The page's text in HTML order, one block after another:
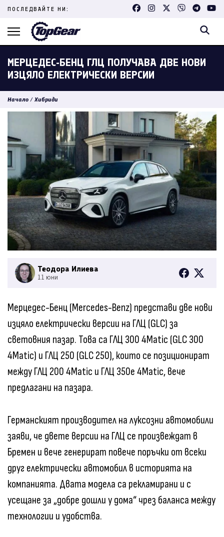
Skip
content
ПОСЛЕДВАЙТЕ НИ:
МЕРЦЕДЕС-БЕНЦ ГЛЦ ПОЛУЧАВА ДВЕ НОВИ
ИЗЦЯЛО ЕЛЕКТРИЧЕСКИ ВЕРСИИ
Начало / Хибриди
Теодора Илиева
11 юни
Мерцедес-Бенц (Mercedes-Benz) представи две нови
изцяло електрически версии на ГЛЦ (GLC) за
световния пазар. Това са ГЛЦ 300 4Matic (GLC 300
4Matic) и ГЛЦ 250 (GLC 250), които се позиционират
между ГЛЦ 200 4Matic и ГЛЦ 350e 4Matic, вече
предлагани на пазара.
Германският производител на луксозни автомобили
заяви, че двете версии на ГЛЦ се произвеждат в
Бремен и вече генерират повече поръчки от всеки
друг електрически автомобил в историята на
компанията. Двата модела са рекламирани и с
усещане за „добре дошли у дома“ чрез баланса между
технологии и удобства.